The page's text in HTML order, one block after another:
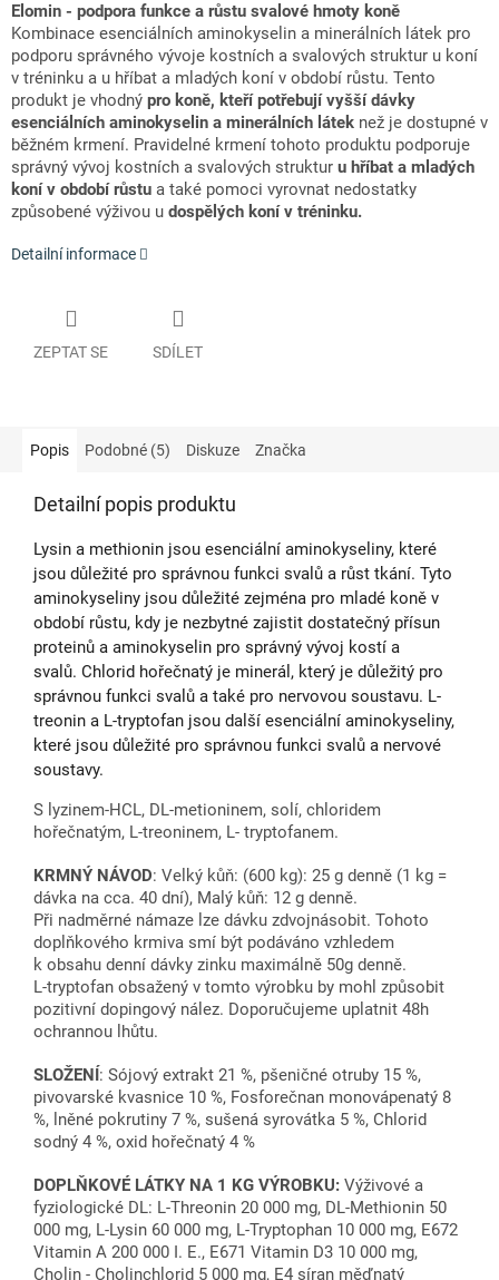
Elomin - podpora funkce a růstu svalové hmoty koně
Kombinace esenciálních aminokyselin a minerálních látek pro
podporu správného vývoje kostních a svalových struktur u koní
v tréninku a u hříbat a mladých koní v období růstu. Tento
produkt je vhodný pro koně, kteří potřebují vyšší dávky
esenciálních aminokyselin a minerálních látek než je dostupné v
běžném krmení. Pravidelné krmení tohoto produktu podporuje
správný vývoj kostních a svalových struktur u hříbat a mladých
koní v období růstu a také pomoci vyrovnat nedostatky
způsobené výživou u dospělých koní v tréninku.
Detailní informace
ZEPTAT SE SDÍLET
Popis Podobné (5) Diskuze Značka
Detailní popis produktu
Lysin a methionin jsou esenciální aminokyseliny, které
jsou důležité pro správnou funkci svalů a růst tkání. Tyto
aminokyseliny jsou důležité zejména pro mladé koně v
období růstu, kdy je nezbytné zajistit dostatečný přísun
proteinů a aminokyselin pro správný vývoj kostí a
svalů. Chlorid hořečnatý je minerál, který je důležitý pro
správnou funkci svalů a také pro nervovou soustavu. L-
treonin a L-tryptofan jsou další esenciální aminokyseliny,
které jsou důležité pro správnou funkci svalů a nervové
soustavy.
S lyzinem-HCL, DL-metioninem, solí, chloridem
hořečnatým, L-treoninem, L- tryptofanem.
KRMNÝ NÁVOD: Velký kůň: (600 kg): 25 g denně (1 kg =
dávka na cca. 40 dní), Malý kůň: 12 g denně.
Při nadměrné námaze lze dávku zdvojnásobit. Tohoto
doplňkového krmiva smí být podáváno vzhledem
k obsahu denní dávky zinku maximálně 50g denně.
L-tryptofan obsažený v tomto výrobku by mohl způsobit
pozitivní dopingový nález. Doporučujeme uplatnit 48h
ochrannou lhůtu.
SLOŽENÍ: Sójový extrakt 21 %, pšeničné otruby 15 %,
pivovarské kvasnice 10 %, Fosforečnan monovápenatý 8
%, lněné pokrutiny 7 %, sušená syrovátka 5 %, Chlorid
sodný 4 %, oxid hořečnatý 4 %
DOPLŇKOVÉ LÁTKY NA 1 KG VÝROBKU: Výživové a
fyziologické DL: L-Threonin 20 000 mg, DL-Methionin 50
000 mg, L-Lysin 60 000 mg, L-Tryptophan 10 000 mg, E672
Vitamin A 200 000 I. E., E671 Vitamin D3 10 000 mg,
Cholin - Cholinchlorid 5 000 mg, E4 síran měďnatý